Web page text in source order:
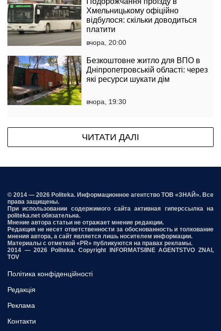
Хмельницькому офіційно
відбулося: скільки доводиться
платити
вчора, 20:00
Безкоштовне житло для ВПО в
Дніпропетровській області: через
які ресурси шукати дім
вчора, 19:30
ЧИТАТИ ДАЛІ
© 2014 — 2026 Politeka. Информационное агентство ТОВ «ЗНАЙ». Все
права защищены.
При использовании содержимого сайта активная гиперссылка на
politeka.net обязательна.
Мнение автора статьи не отражает мнение редакции.
Редакция не несет ответственности за обоснованность и толкование
мнения автора, а сайт является лишь носителем информации.
Материалы с отметкой «PR» публикуются на правах рекламы.
2014 — 2026 Politeka. Copyright INFORMATSIINE AGENTSTVO ZNAI,
TOV
Політика конфіденційності
Редакція
Реклама
Контакти